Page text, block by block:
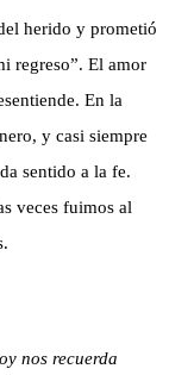
herido y prometió
regreso”. El amor
En la
y casi siempre
sentido a la fe.
veces fuimos al
nos recuerda